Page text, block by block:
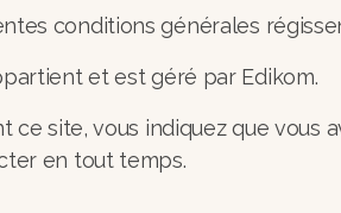
conditions générales
et est géré par Edikom.
ce site, vous indiquez que vous
en tout temps.